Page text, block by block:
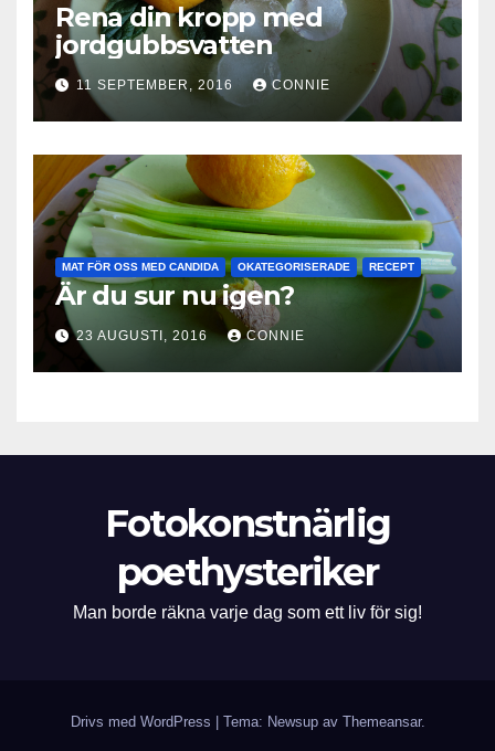
Rena din kropp med
jordgubbsvatten
11 SEPTEMBER, 2016 CONNIE
MAT FÖR OSS MED CANDIDA OKATEGORISERADE RECEPT
Är du sur nu igen?
23 AUGUSTI, 2016 CONNIE
Fotokonstnärlig
poethysteriker
Man borde räkna varje dag som ett liv för sig!
Drivs med WordPress Tema: Newsup av Themeansar.